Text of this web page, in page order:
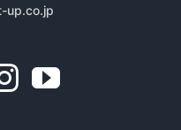
up.co.jp